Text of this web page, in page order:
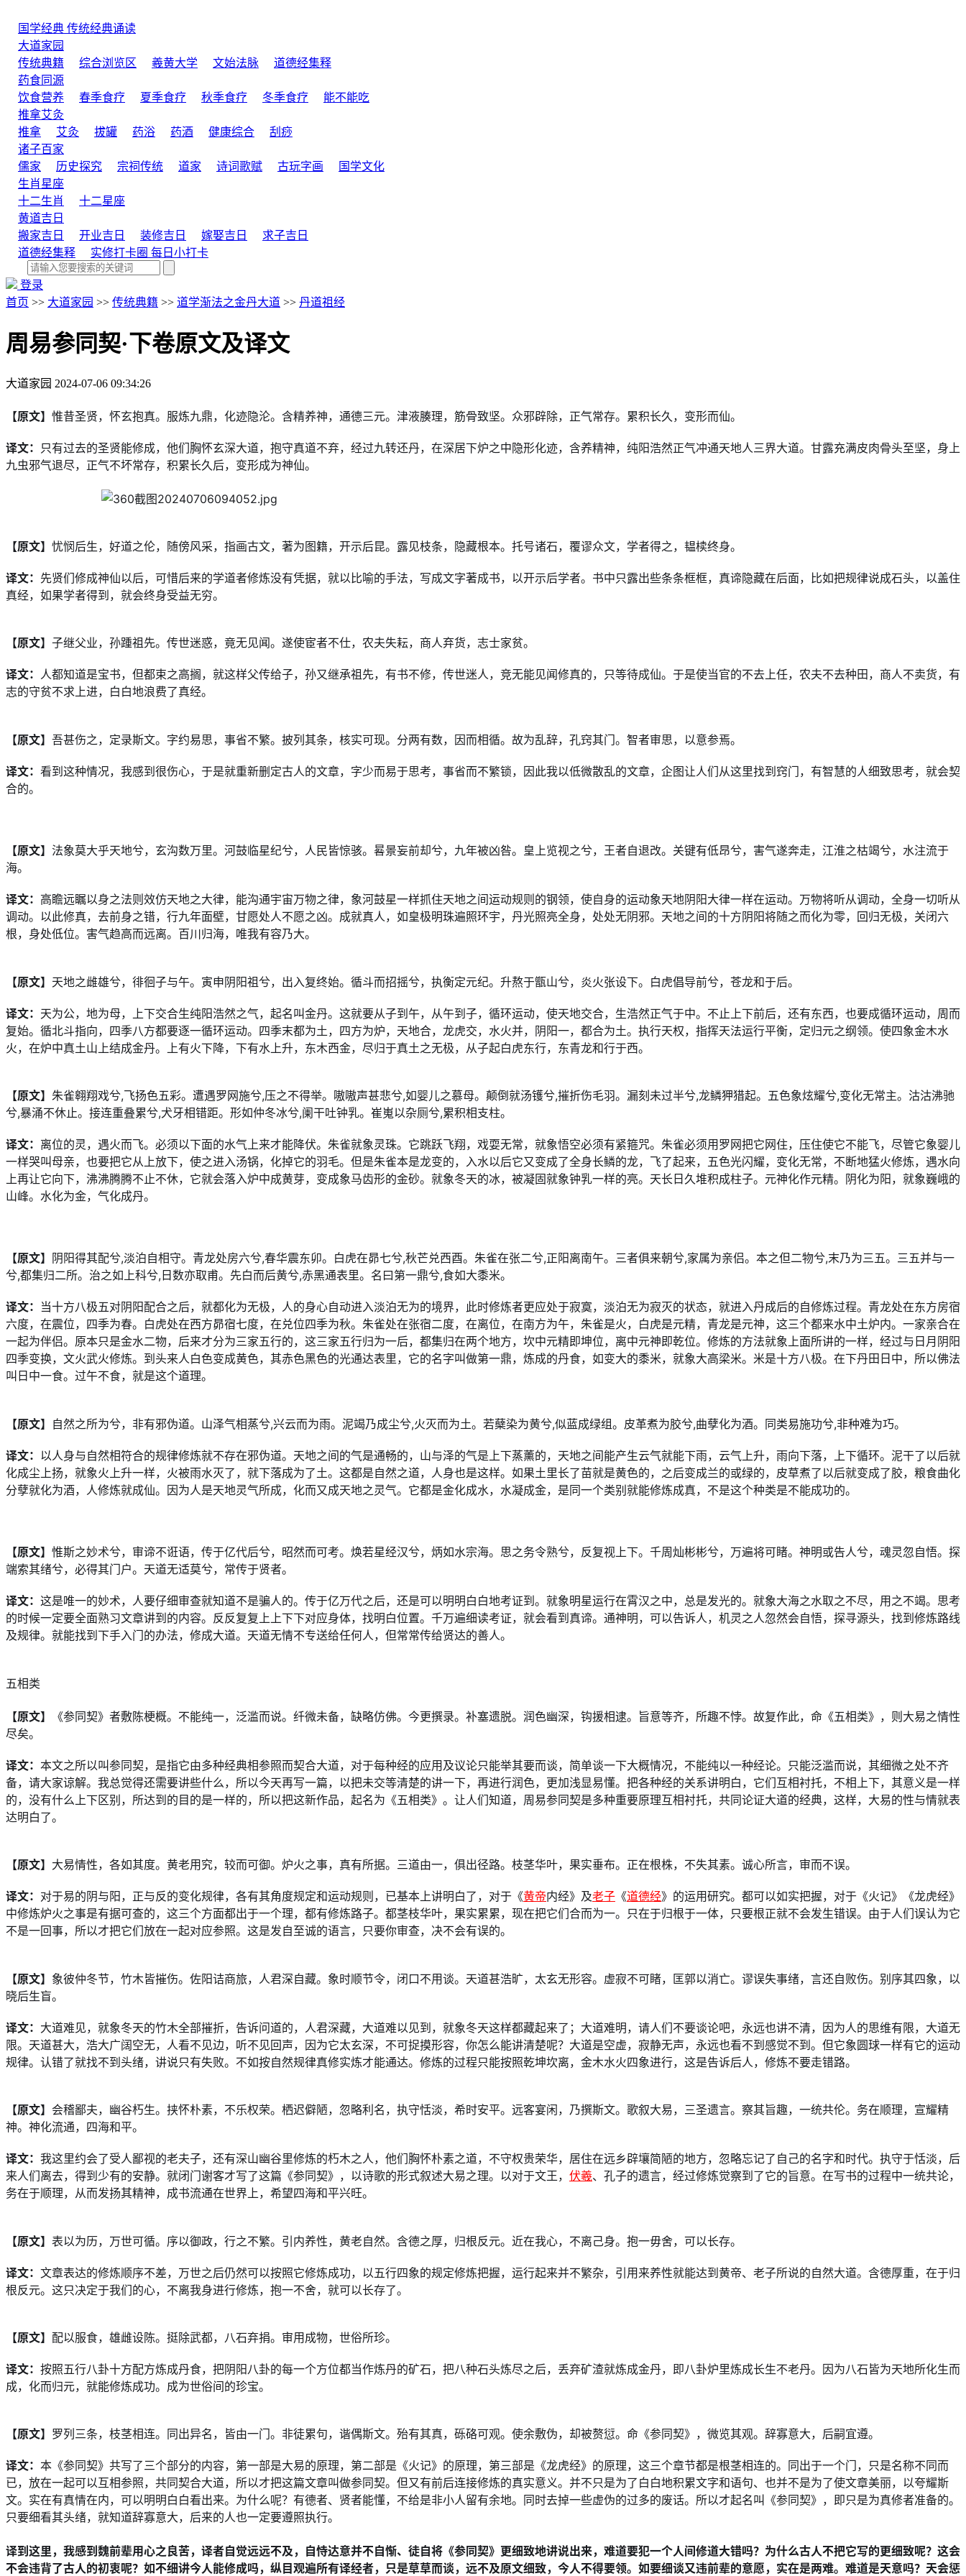
国学经典 传统经典诵读
大道家园
传统典籍
综合浏览区 羲黄大学 文始法脉
道德经集释
药食同源
饮食营养
春季食疗 夏季食疗 秋季食疗 冬季食疗
能不能吃
推拿艾灸
推拿
艾灸 拔罐 药浴 药酒 健康综合
刮痧
诸子百家
儒家
历史探究 宗祠传统 道家 诗词歌赋 古玩字画
国学文化
生肖星座
十二生肖
十二星座
黄道吉日
搬家吉日
开业吉日 装修吉日 嫁娶吉日
求子吉日
道德经集释
实修打卡圈 每日小打卡
登录
首页 >> 大道家园 >> 传统典籍 >> 道学渐法之金丹大道 >> 丹道祖经
周易参同契·下卷原文及译文
大道家园 2024-07-06 09:34:26
【原文】 惟昔圣贤，怀玄抱真。服炼九鼎，化迹隐沦。含精养神，通德三元。津液腠理，筋骨致坚。众邪辟除，正气常存。累积长久，变形而仙。
译文： 只有过去的圣贤能修成，他们胸怀玄深大道，抱守真道不弃，经过九转还丹，在深居下炉之中隐形化迹，含养精神，纯阳浩然正气冲通天地人三界大道。甘露充满皮肉骨头至坚，身上
九虫邪气退尽，正气不坏常存，积累长久后，变形成为神仙。
【原文】 忧悯后生，好道之伦，随傍风采，指画古文，著为图籍，开示后昆。露见枝条，隐藏根本。托号诸石，覆谬众文，学者得之，韫椟终身。
译文： 先贤们修成神仙以后，可惜后来的学道者修炼没有凭据，就以比喻的手法，写成文字著成书，以开示后学者。书中只露出些条条框框，真谛隐藏在后面，比如把规律说成石头，以盖住
真经，如果学者得到，就会终身受益无穷。
【原文】 子继父业，孙踵祖先。传世迷惑，竟无见闻。遂使宦者不仕，农夫失耘，商人弃货，志士家贫。
译文： 人都知道是宝书，但都束之高搁，就这样父传给子，孙又继承祖先，有书不修，传世迷人，竞无能见闻修真的，只等待成仙。于是使当官的不去上任，农夫不去种田，商人不卖货，有
志的守贫不求上进，白白地浪费了真经。
【原文】 吾甚伤之，定录斯文。字约易思，事省不繁。披列其条，核实可现。分两有数，因而相循。故为乱辞，孔窍其门。智者审思，以意参焉。
译文： 看到这种情况，我感到很伤心，于是就重新删定古人的文章，字少而易于思考，事省而不繁锁，因此我以低微散乱的文章，企图让人们从这里找到窍门，有智慧的人细致思考，就会契
合的。
【原文】 法象莫大乎天地兮，玄沟数万里。河鼓临星纪兮，人民皆惊骇。晷景妄前却兮，九年被凶咎。皇上览视之兮，王者自退改。关键有低昂兮，害气遂奔走，江淮之枯竭兮，水注流于
海。
译文： 高瞻远瞩以身之法则效仿天地之大律，能沟通宇宙万物之律，象河鼓星一样抓住天地之间运动规则的钢领，使自身的运动象天地阴阳大律一样在运动。万物将听从调动，全身一切听从
调动。以此修真，去前身之错，行九年面壁，甘愿处人不愿之凶。成就真人，如皇极明珠遍照环宇，丹光照亮全身，处处无阴邪。天地之间的十方阴阳将随之而化为零，回归无极，关闭六
根，身处低位。害气趋高而远离。百川归海，唯我有容乃大。
【原文】 天地之雌雄兮，徘徊子与午。寅申阴阳祖兮，出入复终始。循斗而招摇兮，执衡定元纪。升熬于甑山兮，炎火张设下。白虎倡导前兮，苍龙和于后。
译文： 天为公，地为母，上下交合生纯阳浩然之气，起名叫金丹。这就要从子到午，从午到子，循环运动，使天地交合，生浩然正气于中。不止上下前后，还有东西，也要成循环运动，周而
复始。循北斗指向，四季八方都要逐一循环运动。四季末都为土，四方为炉，天地合，龙虎交，水火并，阴阳一，都合为土。执行天权，指挥天法运行平衡，定归元之纲领。使四象金木水
火，在炉中真土山上结成金丹。上有火下降，下有水上升，东木西金，尽归于真土之无极，从子起白虎东行，东青龙和行于西。
【原文】 朱雀翱翔戏兮,飞扬色五彩。遭遇罗网施兮,压之不得举。嗷嗷声甚悲兮,如婴儿之慕母。颠倒就汤镬兮,摧折伤毛羽。漏刻未过半兮,龙鳞狎猎起。五色象炫耀兮,变化无常主。沽沽沸驰
兮,暴涌不休止。接连重叠累兮,犬牙相错距。形如仲冬冰兮,阑干吐钟乳。崔嵬以杂厕兮,累积相支柱。
译文： 离位的灵，遇火而飞。必须以下面的水气上来才能降伏。朱雀就象灵珠。它跳跃飞翔，戏耍无常，就象悟空必须有紧箍咒。朱雀必须用罗网把它网住，压住使它不能飞，尽管它象婴儿
一样哭叫母亲，也要把它从上放下，使之进入汤锅，化掉它的羽毛。但是朱雀本是龙变的，入水以后它又变成了全身长鳞的龙，飞了起来，五色光闪耀，变化无常，不断地猛火修炼，遇水向
上再让它向下，沸沸腾腾不止不休，它就会落入炉中成黄芽，变成象马齿形的金砂。就象冬天的冰，被凝固就象钟乳一样的亮。天长日久堆积成柱子。元神化作元精。阴化为阳，就象巍峨的
山峰。水化为金，气化成丹。
【原文】 阴阳得其配兮,淡泊自相守。青龙处房六兮,春华震东卯。白虎在昴七兮,秋芒兑西酉。朱雀在张二兮,正阳离南午。三者俱来朝兮,家属为亲侣。本之但二物兮,末乃为三五。三五并与一
兮,都集归二所。治之如上科兮,日数亦取甫。先白而后黄兮,赤黑通表里。名曰第一鼎兮,食如大黍米。
译文： 当十方八极五对阴阳配合之后，就都化为无极，人的身心自动进入淡泊无为的境界，此时修炼者更应处于寂寞，淡泊无为寂灭的状态，就进入丹成后的自修炼过程。青龙处在东方房宿
六度，在震位，四季为春。白虎处在西方昴宿七度，在兑位四季为秋。朱雀处在张宿二度，在离位，在南方为午，朱雀是火，白虎是元精，青龙是元神，这三个都来水中土炉内。一家亲合在
一起为伴侣。原本只是金水二物，后来才分为三家五行的，这三家五行归为一后，都集归在两个地方，坎中元精即坤位，离中元神即乾位。修炼的方法就象上面所讲的一样，经过与日月阴阳
四季变换，文火武火修炼。到头来人白色变成黄色，其赤色黑色的光通达表里，它的名字叫做第一鼎，炼成的丹食，如变大的黍米，就象大高梁米。米是十方八极。在下丹田日中，所以佛法
叫日中一食。过午不食，就是这个道理。
【原文】 自然之所为兮，非有邪伪道。山泽气相蒸兮,兴云而为雨。泥竭乃成尘兮,火灭而为土。若蘖染为黄兮,似蓝成绿组。皮革煮为胶兮,曲孽化为酒。同类易施功兮,非种难为巧。
译文： 以人身与自然相符合的规律修炼就不存在邪伪道。天地之间的气是通畅的，山与泽的气是上下蒸薰的，天地之间能产生云气就能下雨，云气上升，雨向下落，上下循环。泥干了以后就
化成尘上扬，就象火上升一样，火被雨水灭了，就下落成为了土。这都是自然之道，人身也是这样。如果土里长了苗就是黄色的，之后变成兰的或绿的，皮草煮了以后就变成了胶，粮食曲化
分孽就化为酒，人修炼就成仙。因为人是天地灵气所成，化而又成天地之灵气。它都是金化成水，水凝成金，是同一个类别就能修炼成真，不是这个种类是不能成功的。
【原文】 惟斯之妙术兮，审谛不诳语，传于亿代后兮，昭然而可考。焕若星经汉兮，炳如水宗海。思之务令熟兮，反复视上下。千周灿彬彬兮，万遍将可睹。神明或告人兮，魂灵忽自悟。探
端索其绪兮，必得其门户。天道无适莫兮，常传于贤者。
译文： 这是唯一的妙术，人要仔细审查就知道不是骗人的。传于亿万代之后，还是可以明明白白地考证到。就象明星运行在霄汉之中，总是发光的。就象大海之水取之不尽，用之不竭。思考
的时候一定要全面熟习文章讲到的内容。反反复复上上下下对应身体，找明白位置。千万遍细读考证，就会看到真谛。通神明，可以告诉人，机灵之人忽然会自悟，探寻源头，找到修炼路线
及规律。就能找到下手入门的办法，修成大道。天道无情不专送给任何人，但常常传给贤达的善人。
五相类
【原文】
《参同契》者敷陈梗概。不能纯一，泛滥而说。纤微未备，缺略仿佛。今更撰录。补塞遗脱。润色幽深，钩援相逮。旨意等齐，所趣不悖。故复作此，命《五相类》，则大易之情性
尽矣。
译文： 本文之所以叫参同契，是指它由多种经典相参照而契合大道，对于每种经的应用及议论只能举其要而谈，简单谈一下大概情况，不能纯以一种经论。只能泛滥而说，其细微之处不齐
备，请大家谅解。我总觉得还需要讲些什么，所以今天再写一篇，以把未交等清楚的讲一下，再进行润色，更加浅显易懂。把各种经的关系讲明白，它们互相衬托，不相上下，其意义是一样
的，没有什么上下区别，所达到的目的是一样的，所以把这新作品，起名为《五相类》。让人们知道，周易参同契是多种重要原理互相衬托，共同论证大道的经典，这样，大易的性与情就表
达明白了。
【原文】 大易情性，各如其度。黄老用究，较而可御。炉火之事，真有所据。三道由一，俱出径路。枝茎华叶，果实垂布。正在根株，不失其素。诚心所言，审而不误。
译文： 对于易的阴与阳，正与反的变化规律，各有其角度规定和运动规则，已基本上讲明白了，对于《黄帝内经》及老子 《道德经》的运用研究。都可以如实把握，对于《火记》《龙虎经》
中修炼炉火之事是有据可查的，这三个方面都出于一个理，都有修炼路子。都茎枝华叶，果实累累，现在把它们合而为一。只在于归根于一体，只要根正就不会发生错误。由于人们误认为它
不是一回事，所以才把它们放在一起对应参照。这是发自至诚的语言，只要你审查，决不会有误的。
【原文】 象彼仲冬节，竹木皆摧伤。佐阳诘商旅，人君深自藏。象时顺节令，闭口不用谈。天道甚浩旷，太玄无形容。虚寂不可睹，匡郭以消亡。谬误失事绪，言还自败伤。别序其四象，以
晓后生盲。
译文： 大道难见，就象冬天的竹木全部摧折，告诉问道的，人君深藏，大道难以见到，就象冬天这样都藏起来了；大道难明，请人们不要谈论吧，永远也讲不清，因为人的思维有限，大道无
限。天道甚大，浩大广阔空无，人看不见边，听不见回声，因为它太玄深，不可捉摸形容，你怎么能讲清楚呢？大道是空虚，寂静无声，永远也看不到感觉不到。但它象圆球一样有它的运动
规律。认错了就找不到头绪，讲说只有失败。不如按自然规律真修实炼才能通达。修炼的过程只能按照乾坤坎离，金木水火四象进行，这是告诉后人，修炼不要走错路。
【原文】 会稽鄙夫，幽谷朽生。挟怀朴素，不乐权荣。栖迟僻陋，忽略利名，执守恬淡，希时安平。远客宴闲，乃撰斯文。歌叙大易，三圣遗言。察其旨趣，一统共伦。务在顺理，宣耀精
神。神化流通，四海和平。
译文： 我这里约会了受人鄙视的老夫子，还有深山幽谷里修炼的朽木之人，他们胸怀朴素之道，不守权贵荣华，居住在远乡辟壤简陋的地方，忽略忘记了自己的名字和时代。执守于恬淡，后
来人们离去，得到少有的安静。就闭门谢客才写了这篇《参同契》，以诗歌的形式叙述大易之理。以对于文王， 伏羲、孔子的遗言，经过修炼觉察到了它的旨意。在写书的过程中一统共论，
务在于顺理，从而发扬其精神，成书流通在世界上，希望四海和平兴旺。
【原文】 表以为历，万世可循。序以御政，行之不繁。引内养性，黄老自然。含德之厚，归根反元。近在我心，不离己身。抱一毋舍，可以长存。
译文： 文章表达的修炼顺序不差，万世之后仍然可以按照它修炼成功，以五行四象的规定修炼把握，运行起来并不繁杂，引用来养性就能达到黄帝、老子所说的自然大道。含德厚重，在于归
根反元。这只决定于我们的心，不离我身进行修炼，抱一不舍，就可以长存了。
【原文】 配以服食，雄雌设陈。挺除武都，八石弃捐。审用成物，世俗所珍。
译文： 按照五行八卦十方配方炼成丹食，把阴阳八卦的每一个方位都当作炼丹的矿石，把八种石头炼尽之后，丢弃矿渣就炼成金丹，即八卦炉里炼成长生不老丹。因为八石皆为天地所化生而
成，化而归元，就能修炼成功。成为世俗间的珍宝。
【原文】 罗列三条，枝茎相连。同出异名，皆由一门。非徒累句，谐偶斯文。殆有其真，砾硌可观。使余敷伪，却被赘愆。命《参同契》，微览其观。辞寡意大，后嗣宜遵。
译文： 本《参同契》共写了三个部分的内容，第一部是大易的原理，第二部是《火记》的原理，第三部是《龙虎经》的原理，这三个章节都是根茎相连的。同出于一个门，只是名称不同而
已，放在一起可以互相参照，共同契合大道，所以才把这篇文章叫做参同契。但又有前后连接修炼的真实意义。并不只是为了白白地积累文字和语句、也并不是为了使文章美丽，以夸耀斯
文。实在有真情在内，可以明明白白看出来。为什么呢？有德者、贤者能懂，不给是非小人留有余地。同时去掉一些虚伪的过多的废话。所以才起名叫《参同契》，即只是为真修者准备的。
只要细看其头绪，就知道辞寡意大，后来的人也一定要遵照执行。
译到这里，我感到魏前辈用心之良苦，译者自觉远远不及，自恃达意并不自惭、徒自将《参同契》更细致地讲说出来，难道要犯一个人间修道大错吗？为什么古人不把它写的更细致呢？这会
不会违背了古人的初衷呢？如不细讲今人能修成吗，纵目观遍所有译经者，只是草草而谈，远不及原文细致，今人不得要领。如要细谈又违前辈的意愿，实在是两难。难道是天意吗？天会惩